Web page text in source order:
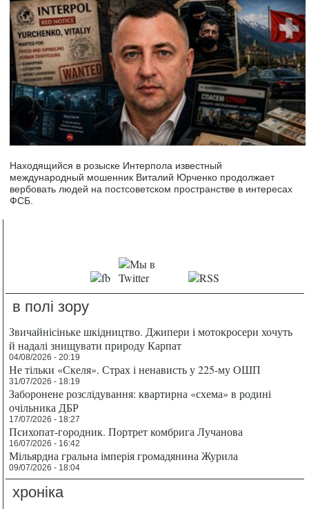
Находящийся в розыске Интерпола известный
международный мошенник Виталий Юрченко продолжает
вербовать людей на постсоветском пространстве в интересах
ФСБ.
в полі зору
Звичайнісіньке шкідництво. Джипери і мотокросери хочуть
й надалі знищувати природу Карпат
04/08/2026 - 20:19
Не тільки «Скеля». Страх і ненависть у 225-му ОШП
31/07/2026 - 18:19
Заборонене розслідування: квартирна «схема» в родині
очільника ДБР
17/07/2026 - 18:27
Психопат-городник. Портрет комбрига Лучанова
16/07/2026 - 16:42
Мільярдна гральна імперія громадянина Журила
09/07/2026 - 18:04
хроніка